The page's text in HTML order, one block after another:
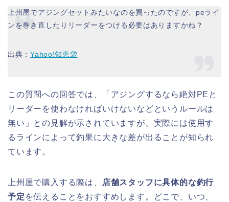
上州屋でアジングセットみたいなのを買ったのですが、peライ
ンを巻き直したりリーダーをつける必要はありますかね？
出典：Yahoo!知恵袋
この質問への回答では、「アジングするなら絶対PEと
リーダーを使わなければいけないなどというルールは
無い」との見解が示されていますが、実際には使用す
るラインによって釣果に大きな差が出ることが知られ
ています。
上州屋で購入する際は、
店舗スタッフに具体的な釣行
予定 を伝えることをおすすめします。どこで、いつ、